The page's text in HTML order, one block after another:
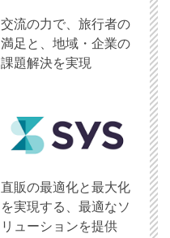
交流の力で、旅行者の
満足と、地域・企業の
課題解決を実現
直販の最適化と最大化
を実現する、最適なソ
リューションを提供